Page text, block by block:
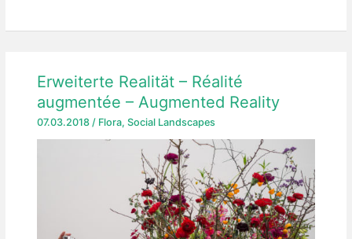
Erweiterte Realität – Réalité
augmentée – Augmented Reality
07.03.2018 / Flora, Social Landscapes